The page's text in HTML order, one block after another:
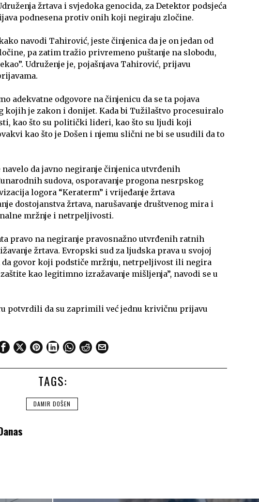
žrtava i svjedoka genocida, za Detektor podsjeća
podnesena protiv onih koji negiraju zločine.
navodi Tahirović, jeste činjenica da je on jedan od
pa zatim tražio privremeno puštanje na slobodu,
Udruženje je, pojašnjava Tahirović, prijavu
adekvatne odgovore na činjenicu da se ta pojava
kojih je zakon i donijet. Kada bi Tužilaštvo procesuiralo
kao što su politički lideri, kao što su ljudi koji
kao što je Došen i njemu slični ne bi se usudili da to
da javno negiranje činjenica utvrđenih
sudova, osporavanje progona nesrpskog
logora “Keraterm” i vrijeđanje žrtava
dostojanstva žrtava, narušavanje društvenog mira i
mržnje i netrpeljivosti.
pravo na negiranje pravosnažno utvrđenih ratnih
žrtava. Evropski sud za ljudska prava u svojoj
govor koji podstiče mržnju, netrpeljivost ili negira
kao legitimno izražavanje mišljenja”, navodi se u
potvrdili da su zaprimili već jednu krivičnu prijavu
TAGS:
DAMIR DOŠEN